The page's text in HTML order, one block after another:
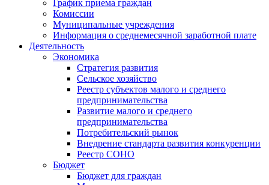
График приема граждан
Комиссии
Муниципальные учреждения
Информация о среднемесячной заработной плате
Деятельность
Экономика
Стратегия развития
Сельское хозяйство
Реестр субъектов малого и среднего
предпринимательства
Развитие малого и среднего
предпринимательства
Потребительский рынок
Внедрение стандарта развития конкуренции
Реестр СОНО
Бюджет
Бюджет для граждан